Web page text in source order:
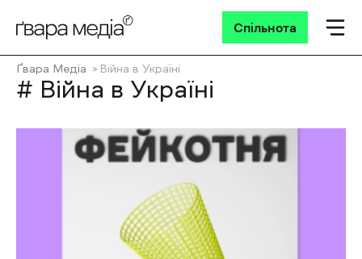
Спільнота
Ґвара Медіа Війна в Україні
# Війна в Україні